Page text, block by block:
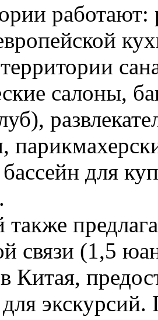
работают:
салоны,
для
также
связи (1,5
Китая,
для